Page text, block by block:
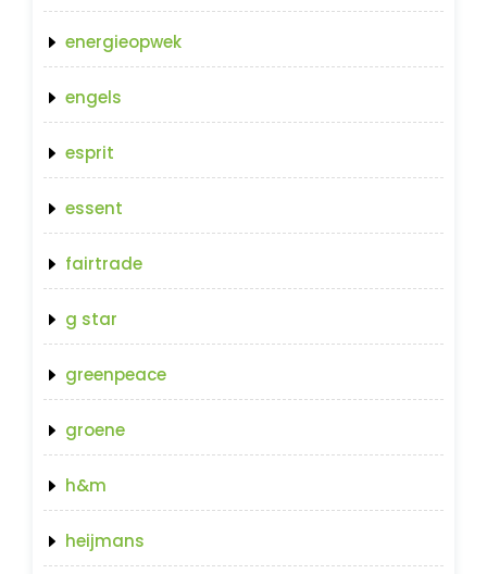
energieopwek
engels
esprit
essent
fairtrade
g star
greenpeace
groene
h&m
heijmans